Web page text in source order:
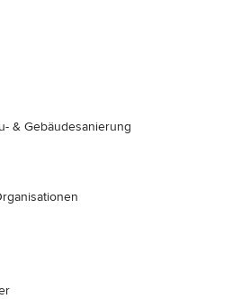
& Gebäudesanierung